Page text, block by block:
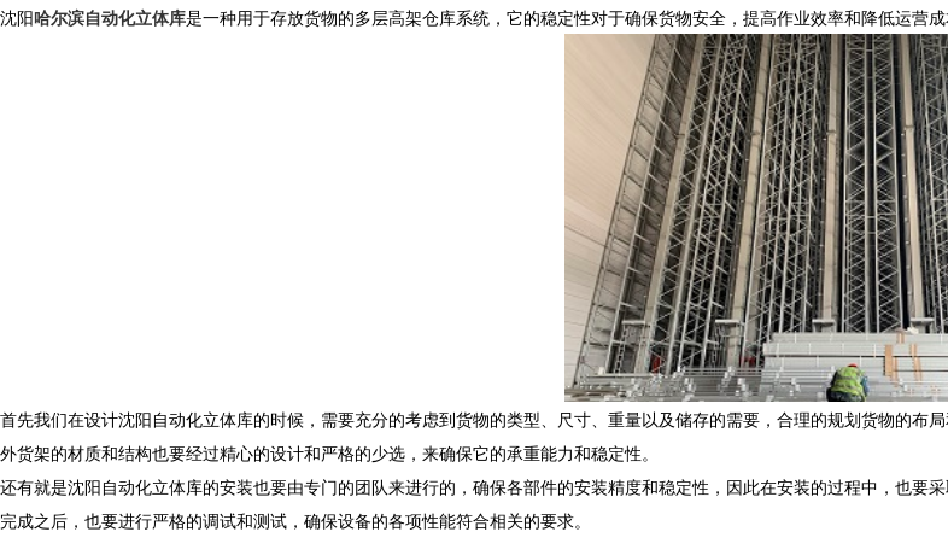
沈阳哈尔滨自动化立体库是一种用于存放货物的多层高架仓库系统，它的稳定性对于确保货物安全，提高作业效率和降低运营
首先我们在设计沈阳自动化立体库的时候，需要充分的考虑到货物的类型、尺寸、重量以及储存的需要，合理的规划货物的
外货架的材质和结构也要经过精心的设计和严格的少选，来确保它的承重能力和稳定性。
还有就是沈阳自动化立体库的安装也要由专门的团队来进行的，确保各部件的安装精度和稳定性，因此在安装的过程中，也
完成之后，也要进行严格的调试和测试，确保设备的各项性能符合相关的要求。